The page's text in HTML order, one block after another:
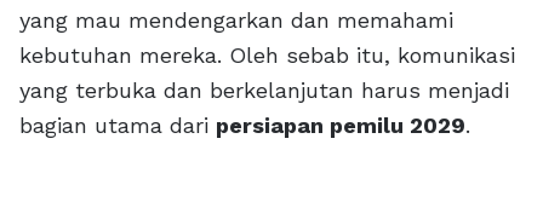
yang mau mendengarkan dan memahami
kebutuhan mereka. Oleh sebab itu, komunikasi
yang terbuka dan berkelanjutan harus menjadi
bagian utama dari persiapan pemilu 2029.